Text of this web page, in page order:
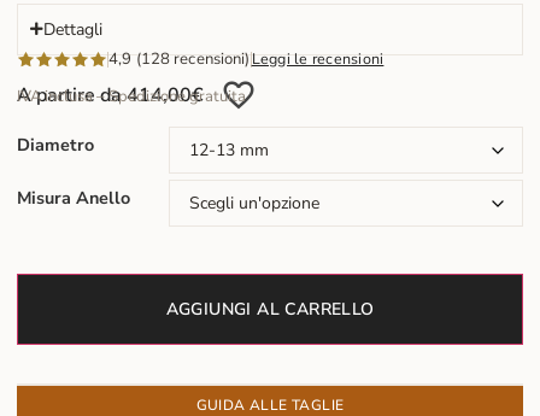
Dettagli
4,9 (128 recensioni)Leggi le recensioni
A partire da414,00€
IVA inclusa – Spedizione gratuita
Diametro
Misura Anello
AGGIUNGI AL CARRELLO
GUIDA ALLE TAGLIE